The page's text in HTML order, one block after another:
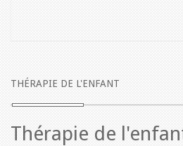
THÉRAPIE DE L'ENFANT
Thérapie de